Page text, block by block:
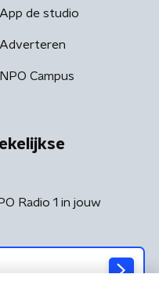
App de studio
Adverteren
NPO Campus
Radio 1 in jouw